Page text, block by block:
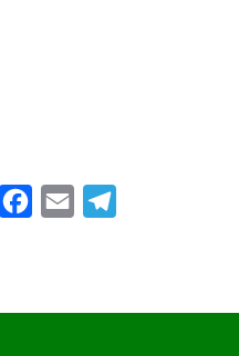
WhatsAppFacebook
Email